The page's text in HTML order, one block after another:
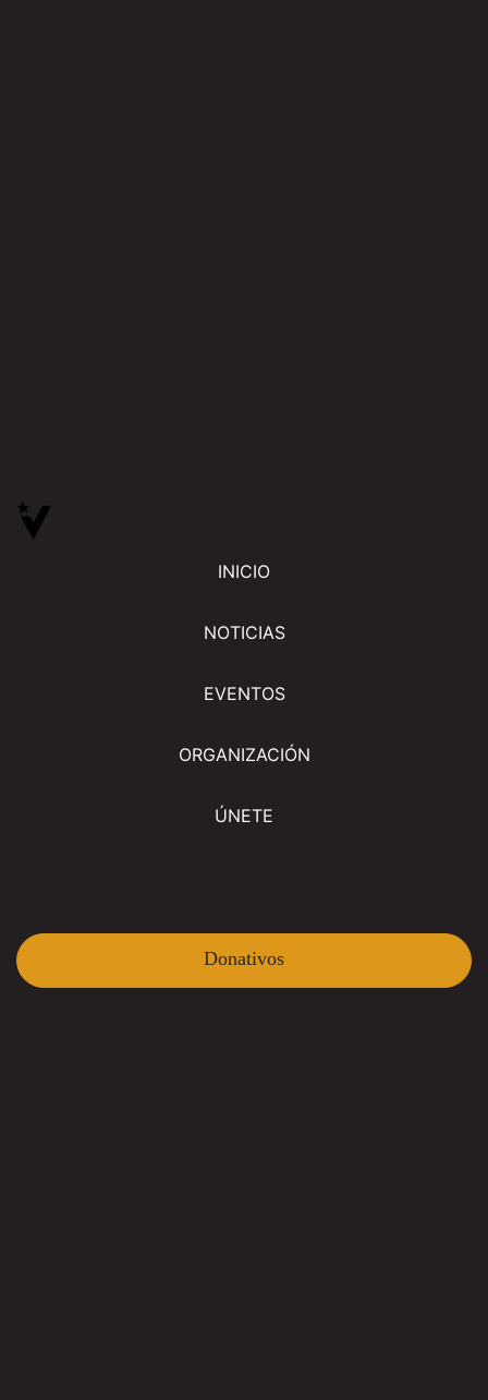
INICIO
NOTICIAS
EVENTOS
ORGANIZACIÓN
ÚNETE
Donativos